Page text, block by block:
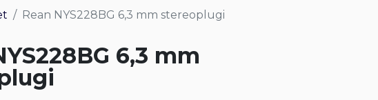
Rean NYS228BG 6,3 mm stereoplugi
6,3 mm